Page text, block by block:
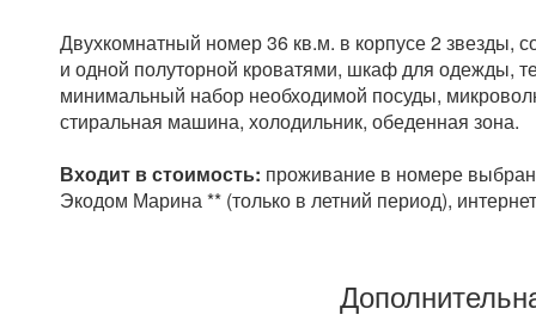
Двухкомнатный номер 36 кв.м. в корпусе 2 звезды,
и одной полуторной кроватями, шкаф для одежды,
минимальный набор необходимой посуды,
стиральная машина, холодильник, обеденная зона.
Входит в стоимость: проживание в номере
Экодом Марина ** (только в летний период),